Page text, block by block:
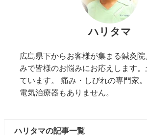
ハリタマ
広島県下からお客様が集まる鍼灸
みで皆様のお悩みにお応えします。
ています。 痛み・しびれの専門家
電気治療器もありません。
ハリタマの記事一覧